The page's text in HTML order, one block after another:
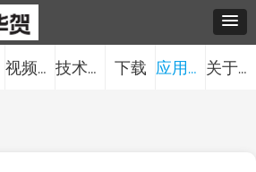
视频中心 技术服务 下载 应用案例 关于我们